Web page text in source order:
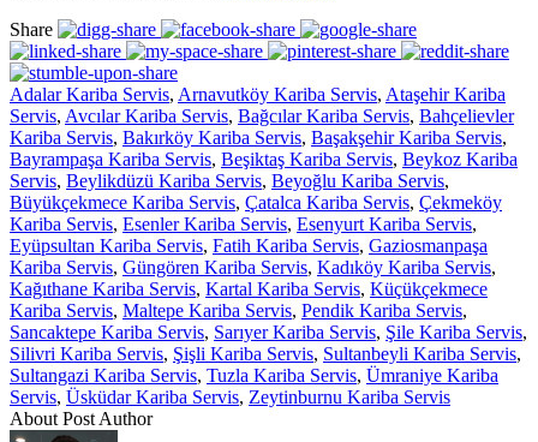
Share
Adalar Kariba Servis, Arnavutköy Kariba Servis, Ataşehir Kariba
Servis, Avcılar Kariba Servis, Bağcılar Kariba Servis, Bahçelievler
Kariba Servis, Bakırköy Kariba Servis, Başakşehir Kariba Servis,
Bayrampaşa Kariba Servis, Beşiktaş Kariba Servis, Beykoz Kariba
Servis, Beylikdüzü Kariba Servis, Beyoğlu Kariba Servis,
Büyükçekmece Kariba Servis, Çatalca Kariba Servis, Çekmeköy
Kariba Servis, Esenler Kariba Servis, Esenyurt Kariba Servis,
Eyüpsultan Kariba Servis, Fatih Kariba Servis, Gaziosmanpaşa
Kariba Servis, Güngören Kariba Servis, Kadıköy Kariba Servis,
Kağıthane Kariba Servis, Kartal Kariba Servis, Küçükçekmece
Kariba Servis, Maltepe Kariba Servis, Pendik Kariba Servis,
Sancaktepe Kariba Servis, Sarıyer Kariba Servis, Şile Kariba Servis,
Silivri Kariba Servis, Şişli Kariba Servis, Sultanbeyli Kariba Servis,
Sultangazi Kariba Servis, Tuzla Kariba Servis, Ümraniye Kariba
Servis, Üsküdar Kariba Servis, Zeytinburnu Kariba Servis
About Post Author